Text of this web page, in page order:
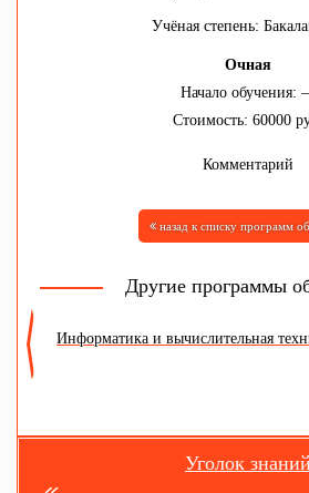
Учёная степень:
Очная
Начало обучения:
Стоимость: 60000
Комментарий
назад к списку программ
Другие программы
Информатика и вычислительная
Уголок знаний